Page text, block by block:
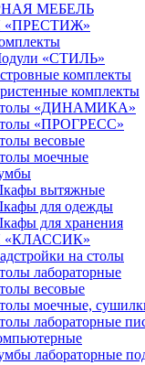
МЕБЕЛЬ
«ПРЕСТИЖ»
«СТИЛЬ»
комплекты
комплекты
«ДИНАМИКА»
«ПРОГРЕСС»
весовые
моечные
вытяжные
для одежды
для хранения
«КЛАССИК»
на столы
лабораторные
весовые
моечные,
лабораторные
лабораторные